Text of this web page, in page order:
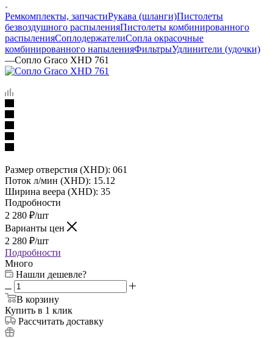
Ремкомплекты, запчастиРукава (шланги)Пистолеты
безвоздушного распыленияПистолеты комбинированного
распыленияСоплодержателиСопла окрасочные
комбинированного напыленияФильтрыУдлинители (удочки)
—Сопло Graco XHD 761
Размер отверстия (XHD): 061
Поток л/мин (XHD): 15.12
Ширина веера (XHD): 35
Подробности
2 280 ₽/шт
Варианты цен
2 280 ₽/шт
Подробности
Много
Нашли дешевле?
В корзину
Купить в 1 клик
Рассчитать доставку